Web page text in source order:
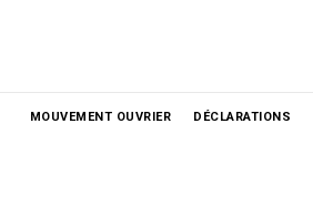
MOUVEMENT OUVRIER DÉCLARATIONS